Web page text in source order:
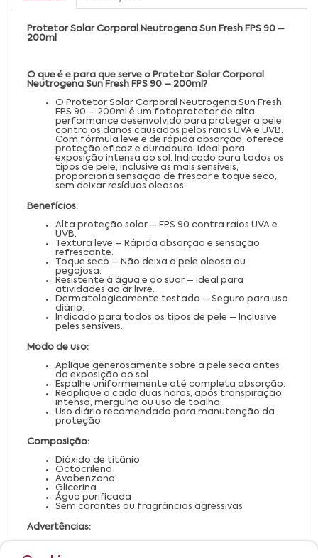
Protetor Solar Corporal Neutrogena Sun Fresh FPS 90 –
200ml
O que é e para que serve o Protetor Solar Corporal
Neutrogena Sun Fresh FPS 90 – 200ml?
O Protetor Solar Corporal Neutrogena Sun Fresh
FPS 90 – 200ml é um fotoprotetor de alta
performance desenvolvido para proteger a pele
contra os danos causados pelos raios UVA e UVB.
Com fórmula leve e de rápida absorção, oferece
proteção eficaz e duradoura, ideal para
exposição intensa ao sol. Indicado para todos os
tipos de pele, inclusive as mais sensíveis,
proporciona sensação de frescor e toque seco,
sem deixar resíduos oleosos.
Benefícios:
Alta proteção solar – FPS 90 contra raios UVA e
UVB.
Textura leve – Rápida absorção e sensação
refrescante.
Toque seco – Não deixa a pele oleosa ou
pegajosa.
Resistente à água e ao suor – Ideal para
atividades ao ar livre.
Dermatologicamente testado – Seguro para uso
diário.
Indicado para todos os tipos de pele – Inclusive
peles sensíveis.
Modo de uso:
Aplique generosamente sobre a pele seca antes
da exposição ao sol.
Espalhe uniformemente até completa absorção.
Reaplique a cada duas horas, após transpiração
intensa, mergulho ou uso de toalha.
Uso diário recomendado para manutenção da
proteção.
Composição:
Dióxido de titânio
Octocrileno
Avobenzona
Glicerina
Água purificada
Sem corantes ou fragrâncias agressivas
Advertências:
Evite contato com os olhos e mucosas.